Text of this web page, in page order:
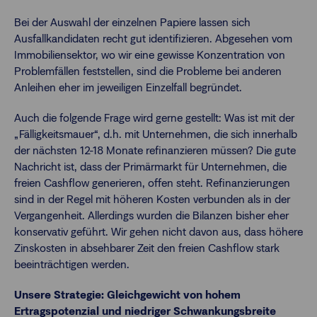
Bei der Auswahl der einzelnen Papiere lassen sich
Ausfallkandidaten recht gut identifizieren. Abgesehen vom
Immobiliensektor, wo wir eine gewisse Konzentration von
Problemfällen feststellen, sind die Probleme bei anderen
Anleihen eher im jeweiligen Einzelfall begründet.
Auch die folgende Frage wird gerne gestellt: Was ist mit der
„Fälligkeitsmauer“, d.h. mit Unternehmen, die sich innerhalb
der nächsten 12-18 Monate refinanzieren müssen? Die gute
Nachricht ist, dass der Primärmarkt für Unternehmen, die
freien Cashflow generieren, offen steht. Refinanzierungen
sind in der Regel mit höheren Kosten verbunden als in der
Vergangenheit. Allerdings wurden die Bilanzen bisher eher
konservativ geführt. Wir gehen nicht davon aus, dass höhere
Zinskosten in absehbarer Zeit den freien Cashflow stark
beeinträchtigen werden.
Unsere Strategie: Gleichgewicht von hohem
Ertragspotenzial und niedriger Schwankungsbreite